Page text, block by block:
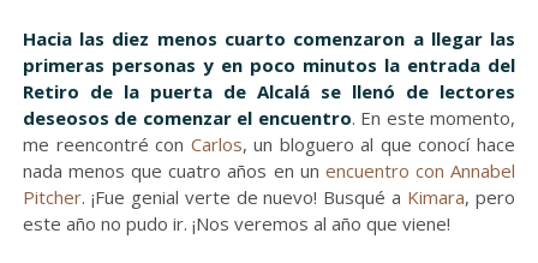
Hacia las diez menos cuarto comenzaron a llegar las
primeras personas y en poco minutos la entrada del
Retiro de la puerta de Alcalá se llenó de lectores
deseosos de comenzar el encuentro. En este momento,
me reencontré con Carlos, un bloguero al que conocí hace
nada menos que cuatro años en un encuentro con Annabel
Pitcher. ¡Fue genial verte de nuevo! Busqué a Kimara, pero
este año no pudo ir. ¡Nos veremos al año que viene!